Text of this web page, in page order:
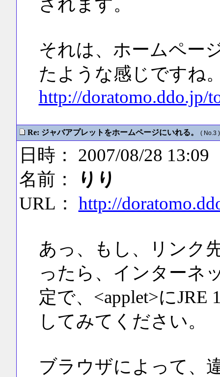
されます。
それは、ホームペー
たような感じですね
http://doratomo.ddo.jp/
Re: ジャバアプレットをホームページにいれる。 ( No.3 )
日時： 2007/08/28 13:09
名前：
りり
URL： http://
あっ、もし、リンク
ったら、インターネ
定で、<applet>に
してみてください。
ブラウザによって、